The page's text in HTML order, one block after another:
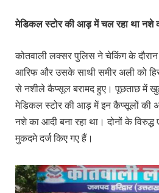
मेडिकल स्टोर की आड़ में चल रहा था नशे
कोतवाली लक्सर पुलिस ने चेकिंग के
आरिफ और उसके साथी समीर अली को
से नशीले कैप्सूल बरामद हुए। पूछताछ में
मेडिकल स्टोर की आड़ में इन कैप्सूलों की
नशे का आदी बना रहा था। दोनों के
मुकदमे दर्ज किए गए हैं।